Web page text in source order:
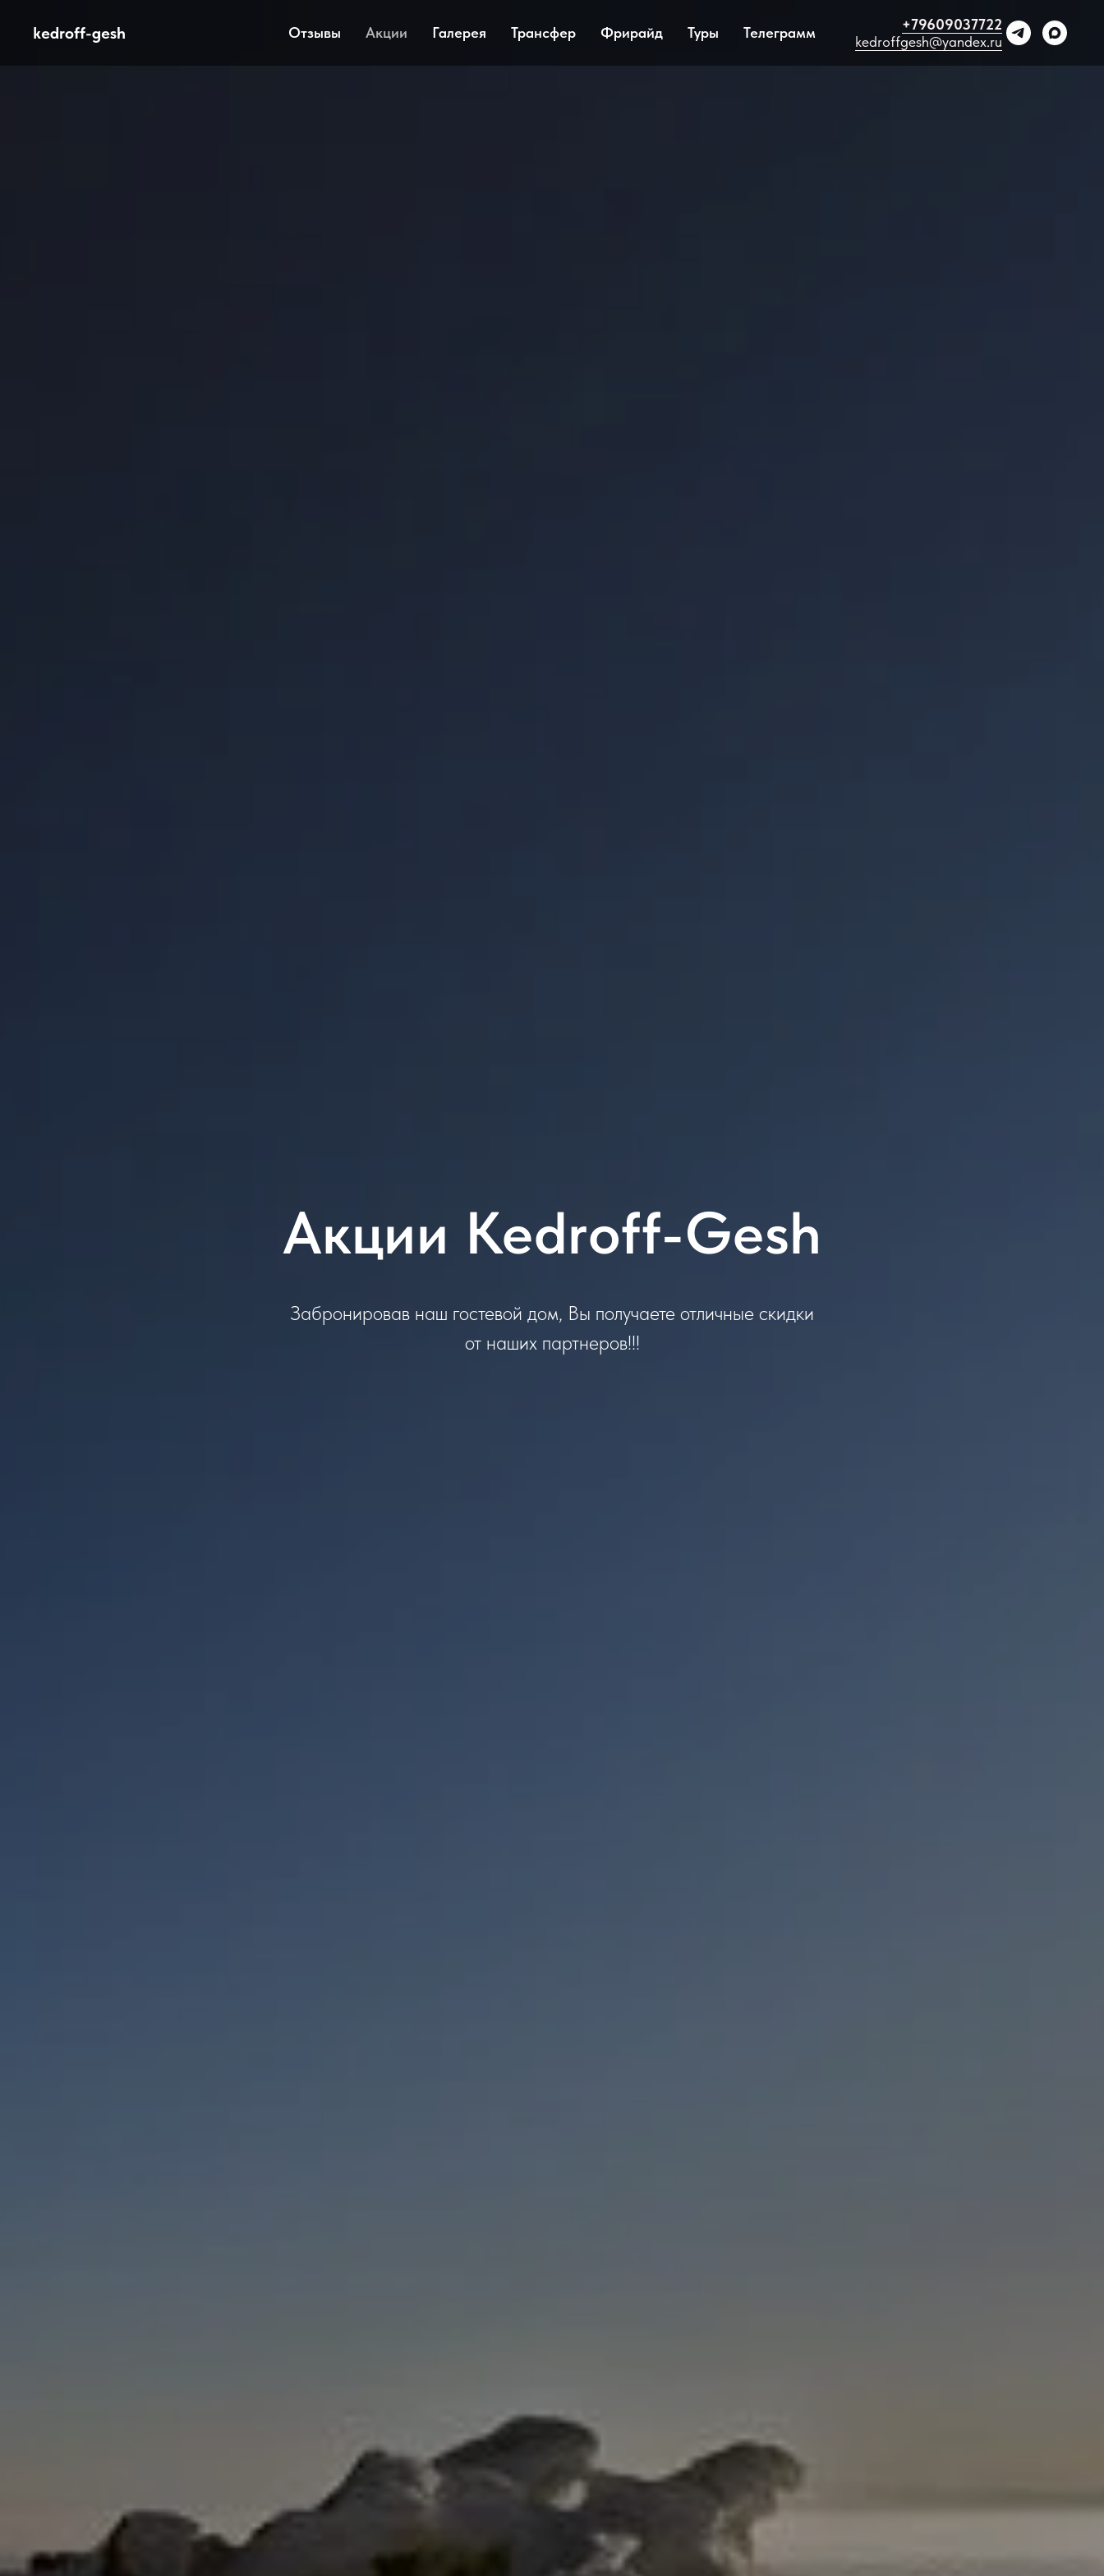
kedroff-gesh Отзывы Акции Галерея Трансфер Фрирайд Туры Телеграмм
+79609037722
kedroffgesh@yandex.ru
Акции Kedroff-Gesh
Забронировав наш гостевой дом, Вы получаете отличные скидки
от наших партнеров!!!